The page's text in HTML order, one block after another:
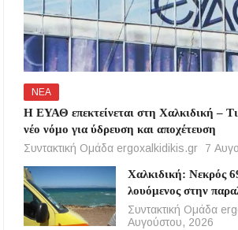
ΝΕΑ
Η ΕΥΑΘ επεκτείνεται στη Χαλκιδική – Τι
νέο νόμο για ύδρευση και αποχέτευση
Συντακτική Ομάδα ergoxalkidikis.gr
7
Χαλκιδική: Νεκρός
λουόμενος στην
Συντακτική Ομάδα
Αυγούστου, 2026